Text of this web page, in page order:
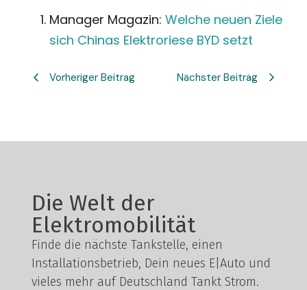
Manager Magazin: Welche neuen Ziele
sich Chinas Elektroriese BYD setzt
Vorheriger Beitrag Nächster Beitrag
Die Welt der
Elektromobilität
Finde die nächste Tankstelle, einen
Installationsbetrieb, Dein neues E|Auto und
vieles mehr auf Deutschland Tankt Strom.